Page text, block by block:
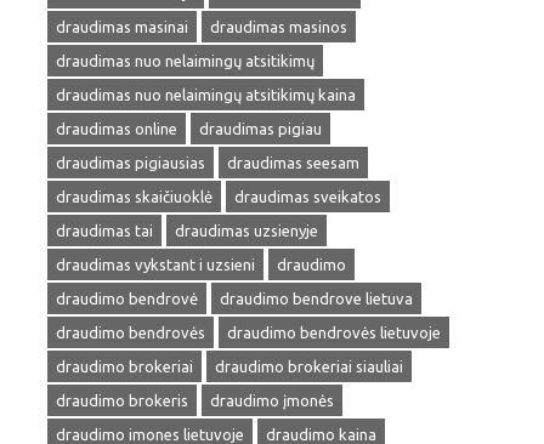
draudimas masinai
draudimas masinos
draudimas nuo nelaimingų atsitikimų
draudimas nuo nelaimingų atsitikimų kaina
draudimas online
draudimas pigiau
draudimas pigiausias
draudimas seesam
draudimas skaičiuoklė
draudimas sveikatos
draudimas tai
draudimas uzsienyje
draudimas vykstant i uzsieni
draudimo
draudimo bendrovė
draudimo bendrove lietuva
draudimo bendrovės
draudimo bendrovės lietuvoje
draudimo brokeriai
draudimo brokeriai siauliai
draudimo brokeris
draudimo įmonės
draudimo imones lietuvoje
draudimo kaina